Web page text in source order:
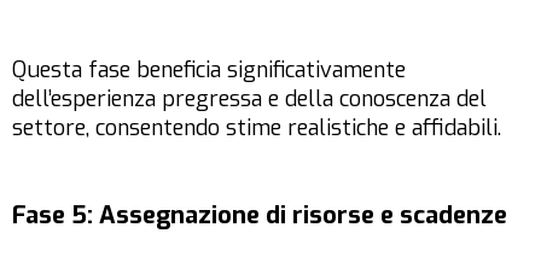
Questa fase beneficia significativamente
dell’esperienza pregressa e della conoscenza del
settore, consentendo stime realistiche e affidabili.
Fase 5: Assegnazione di risorse e scadenze